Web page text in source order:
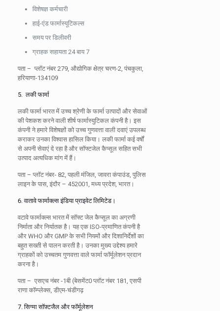
विशेषज्ञ कर्मचारी
हाई-एंड फार्मास्यूटिकल्स
समय पर डिलीवरी
ग्राहक सहायता 24 बाय 7
पता – प्लॉट नंबर 279, औद्योगिक क्षेत्र चरण-2, पंचकुला,
हरियाणा-134109
5.लकी फार्मा
लकी फार्मा भारत में उच्च श्रेणी के फार्मा उत्पादों और सेवाओं
की पेशकश करने वाली शीर्ष फार्मास्युटिकल कंपनी है। इस
कंपनी ने हमारे विशेषज्ञों को उच्च गुणवत्ता वाली दवाएं उपलब्ध
कराकर उनका विश्वास हासिल किया। लकी फार्मा कई वर्षों
से अपनी सेवाएं दे रहा है और सॉफ्टजेल कैप्सूल सहित सभी
उत्पाद अत्यधिक मांग में हैं।
पता – प्लॉट नंबर- 82, पहली मंजिल, जावरा कंपाउंड, पुलिस
लाइन के पास, इंदौर – 452001, मध्य प्रदेश, भारत।
6. वातावे फार्माक्ल्स इंडिया प्राइवेट लिमिटेड।
वटावे फार्माक्ल्स भारत में सॉफ्ट जेल कैप्सूल का अग्रणी
निर्माता और निर्यातक है। यह एक ISO-प्रमाणित कंपनी है
और WHO और GMP के सभी नियमों और दिशानिर्देशों का
बहुत सख्ती से पालन करती है। उनका मुख्य उद्देश्य हमारे
ग्राहकों को उच्चतम गुणवत्ता वाले फार्मा फॉर्मूलेशन प्रदान
करना है।
पता – एसएच नंबर -1बी (बेसमेंट0 प्लॉट नंबर 181, एसपी
राणा कॉम्प्लेक्स, डीएम-चंडीगढ़
7. सिग्मा सॉफ़्टजैल और फॉर्मूलेशन